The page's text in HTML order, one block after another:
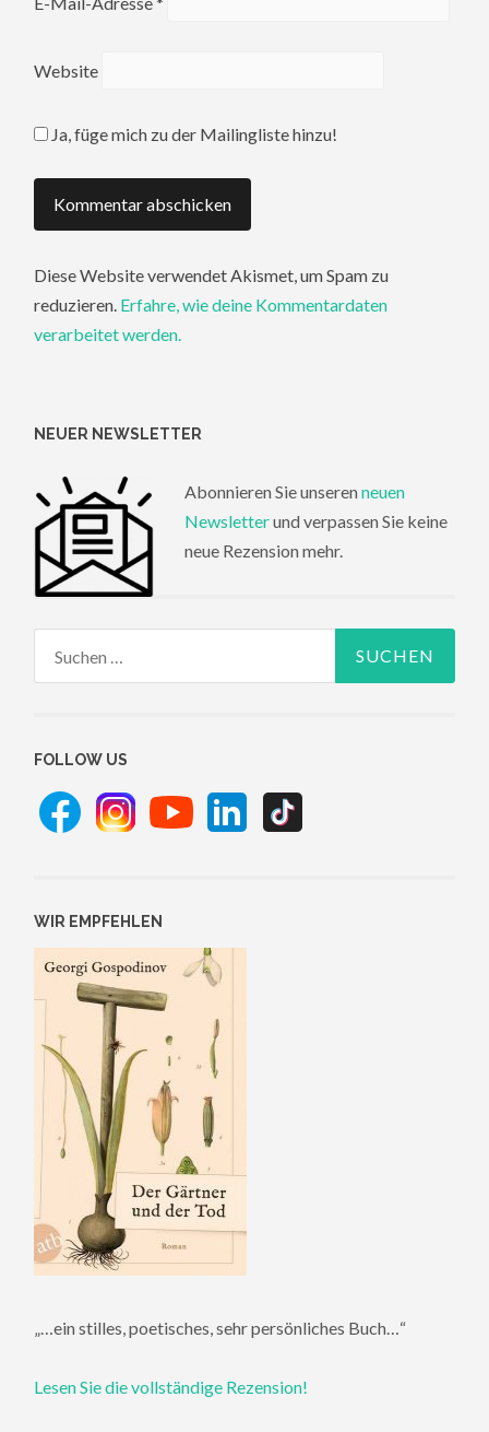
Website
Ja, füge mich zu der Mailingliste hinzu!
Diese Website verwendet Akismet, um Spam zu
reduzieren. Erfahre, wie deine Kommentardaten
verarbeitet werden.
NEUER NEWSLETTER
Abonnieren Sie unseren neuen
Newsletterund verpassen Sie keine
neue Rezension mehr.
FOLLOW US
WIR EMPFEHLEN
„…ein stilles, poetisches, sehr persönliches Buch…“
Lesen Sie die vollständige Rezension!